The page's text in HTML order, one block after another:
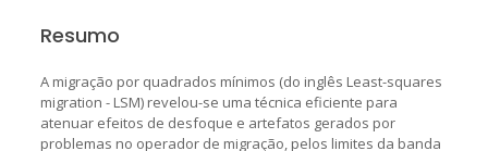
Resumo
A migração por quadrados mínimos (do inglês Least-squares
migration - LSM) revelou-se uma técnica eficiente para
atenuar efeitos de desfoque e artefatos gerados por
problemas no operador de migração, pelos limites da banda